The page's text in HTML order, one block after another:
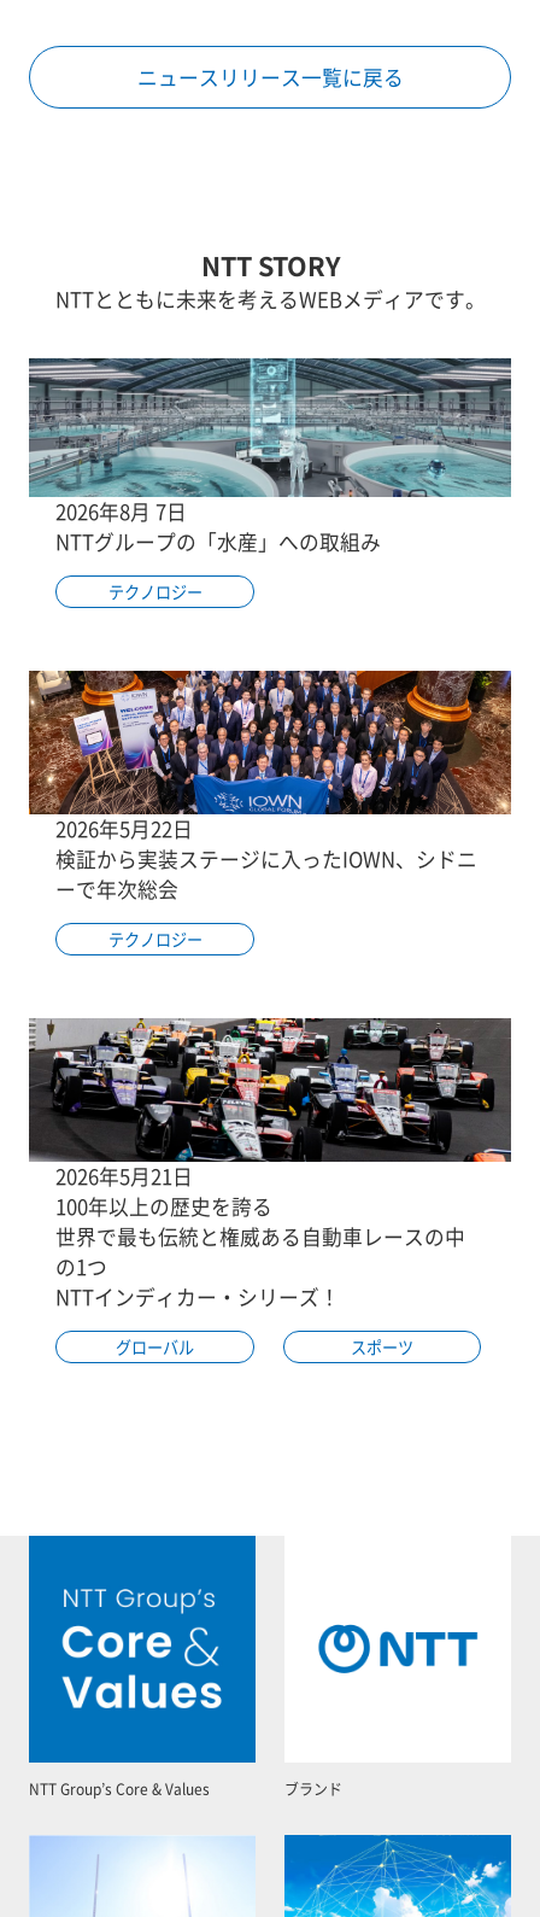
ニュースリリース一覧に戻る
NTT STORY
NTTとともに未来を考えるWEBメディアです。
2026年8月 7日
NTTグループの「水産」への取組み
テクノロジー
2026年5月22日
検証から実装ステージに入ったIOWN、シドニ
ーで年次総会
テクノロジー
2026年5月21日
100年以上の歴史を誇る
世界で最も伝統と権威ある自動車レースの中
の1つ
NTTインディカー・シリーズ！
グローバル スポーツ
NTT Group’s Core & Values ブランド